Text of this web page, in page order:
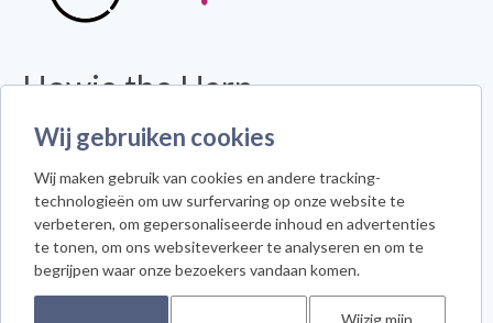
Wij gebruiken cookies
Wij maken gebruik van cookies en andere tracking-
technologieën om uw surfervaring op onze website te
verbeteren, om gepersonaliseerde inhoud en advertenties
te tonen, om ons websiteverkeer te analyseren en om te
begrijpen waar onze bezoekers vandaan komen.
Wijzig mijn
Howie the Harp
© 2026 - Alle rechten voorbehouden -Disclaimer
Cookie instellingen